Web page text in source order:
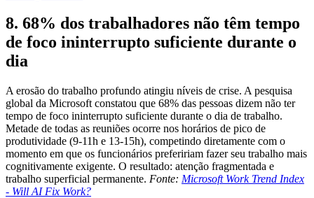
8. 68% dos trabalhadores não têm tempo
de foco ininterrupto suficiente durante o
dia
A erosão do trabalho profundo atingiu níveis de crise. A pesquisa
global da Microsoft constatou que 68% das pessoas dizem não ter
tempo de foco ininterrupto suficiente durante o dia de trabalho.
Metade de todas as reuniões ocorre nos horários de pico de
produtividade (9-11h e 13-15h), competindo diretamente com o
momento em que os funcionários prefeririam fazer seu trabalho mais
cognitivamente exigente. O resultado: atenção fragmentada e
trabalho superficial permanente. Fonte: Microsoft Work Trend Index
- Will AI Fix Work?